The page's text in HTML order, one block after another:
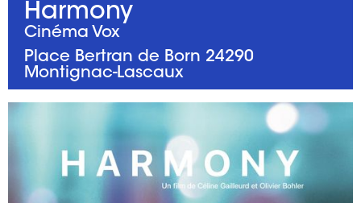
Harmony
Cinéma Vox
Place Bertran de Born 24290
Montignac-Lascaux